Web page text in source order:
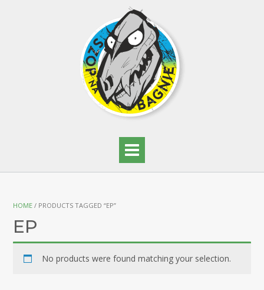
HOME / PRODUCTS TAGGED “EP”
EP
No products were found matching your selection.